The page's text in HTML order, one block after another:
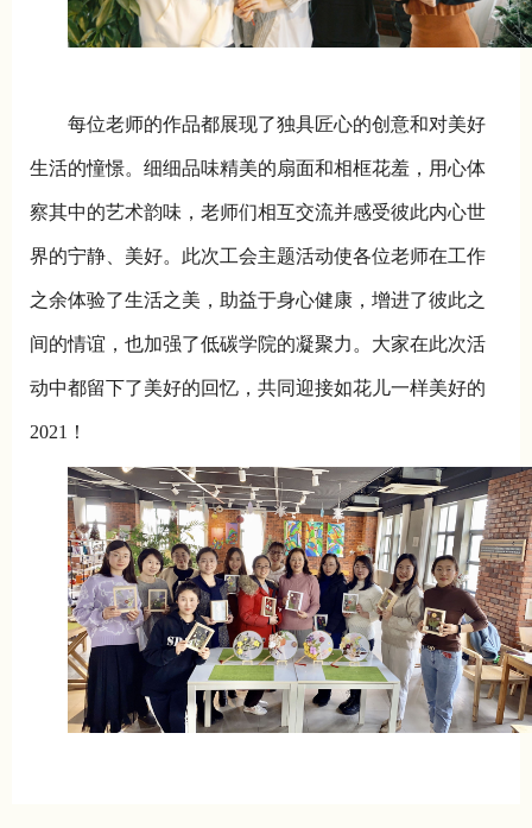
每位老师的作品都展现了独具匠心的创意和对美好
生活的憧憬。细细品味精美的扇面和相框花羞，用心体
察其中的艺术韵味，老师们相互交流并感受彼此内心世
界的宁静、美好。此次工会主题活动使各位老师在工作
之余体验了生活之美，助益于身心健康，增进了彼此之
间的情谊，也加强了低碳学院的凝聚力。大家在此次活
动中都留下了美好的回忆，共同迎接如花儿一样美好的
2021！